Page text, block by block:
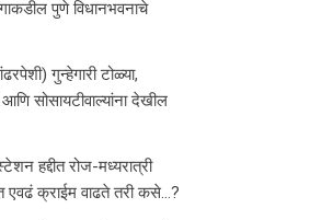
पुणे विधानभवनाचे
गुन्हेगारी टोळ्या,
सोसायटीवाल्यांना देखील
हद्दीत रोज-मध्यरात्री
एवढं क्राईम वाढते तरी कसे…?